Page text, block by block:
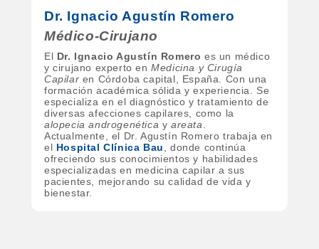
Dr. Ignacio Agustín Romero
Médico-Cirujano
El Dr. Ignacio Agustín Romero es un médico
y cirujano experto enMedicina y Cirugía
Capilar en Córdoba capital, España. Con una
formación académica sólida y experiencia. Se
especializa en el diagnóstico y tratamiento de
diversas afecciones capilares, como la
alopecia androgenética yareata
Actualmente, el Dr. Agustín Romero trabaja en
el Hospital Clínica Bau
, donde continúa
ofreciendo sus conocimientos y habilidades
especializadas en medicina capilar a sus
pacientes, mejorando su calidad de vida y
bienestar.